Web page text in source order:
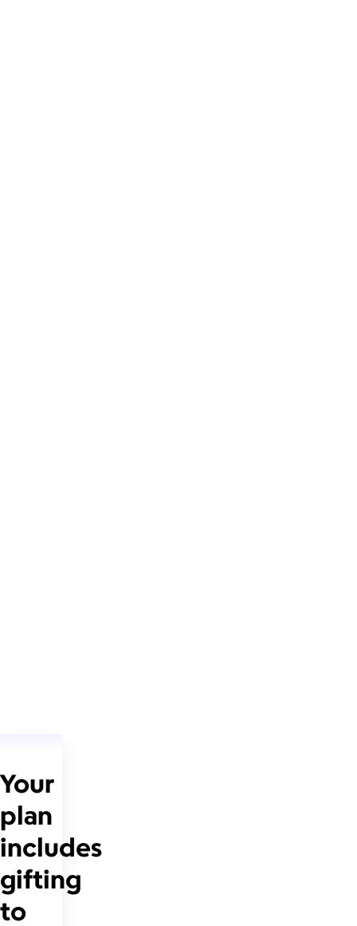
Your
plan
includes
gifting
to